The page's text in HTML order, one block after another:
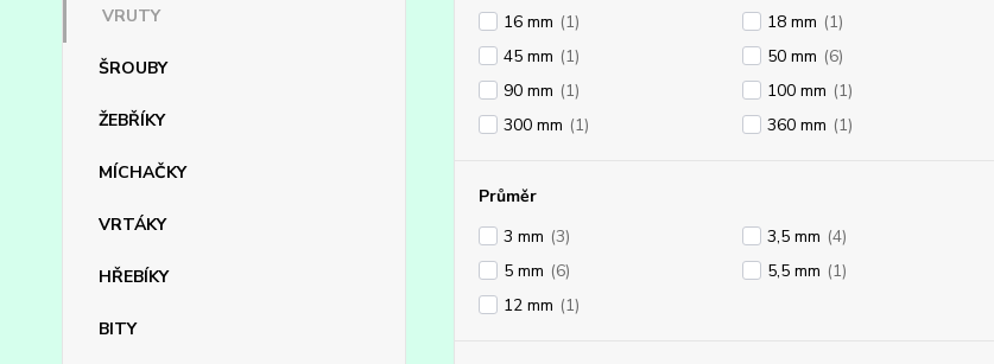
VRUTY
ŠROUBY
ŽEBŘÍKY
MÍCHAČKY
VRTÁKY
HŘEBÍKY
BITY
16 mm (1) 18 mm (1)
45 mm (1) 50 mm (6)
90 mm (1) 100 mm (1)
300 mm (1) 360 mm (1)
Průměr
3 mm (3) 3,5 mm (4)
5 mm (6) 5,5 mm (1)
12 mm (1)